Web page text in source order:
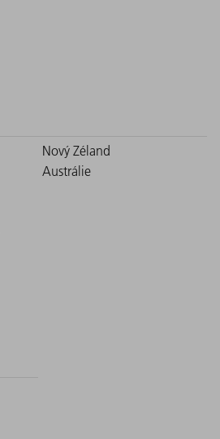
Nový Zéland
Austrálie